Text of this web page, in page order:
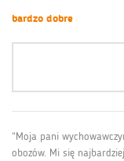
bardzo dobre
“Moja pani
obozów. Mi się